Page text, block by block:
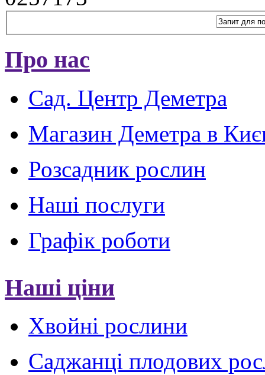
Про нас
Сад. Центр Деметра
Магазин Деметра в
Розсадник рослин
Наші послуги
Графік роботи
Наші ціни
Хвойні рослини
Саджанці плодових